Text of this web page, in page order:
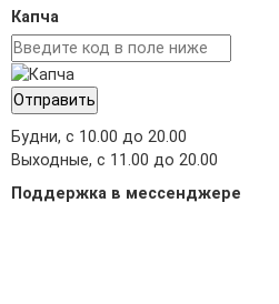
Капча
Отправить
Будни, с 10.00 до 20.00
Выходные, с 11.00 до 20.00
Поддержка в мессенджере